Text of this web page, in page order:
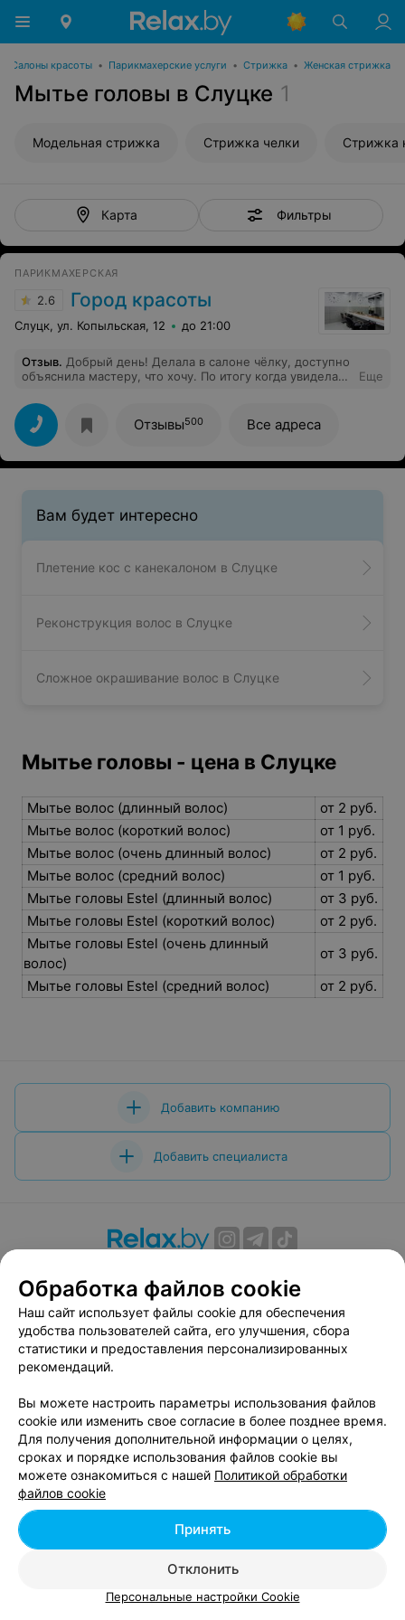
Салоны красоты • Парикмахерские услуги • Стрижка • Женская стрижка
Мытье головы в Слуцке 1
Модельная стрижка Стрижка челки Стрижка
Карта Фильтры
ПАРИКМАХЕРСКАЯ
2.6 Город красоты
Слуцк, ул. Копыльская, 12 до 21:00
Отзыв. Добрый день! Делала в салоне чёлку, доступно
объяснила мастеру, что хочу. По итогу когда увидела
Спасибо!
Еще
Отзывы500 Все адреса
Вам будет интересно
Плетение кос с канекалоном в Слуцке
Реконструкция волос в Слуцке
Сложное окрашивание волос в Слуцке
Мытье головы - цена в Слуцке
Мытье волос (длинный волос)
от 2 руб.
Мытье волос (короткий волос)
от 1 руб.
Мытье волос (очень длинный волос)
от 2 руб.
Мытье волос (средний волос)
от 1 руб.
Мытье головы Estel (длинный волос)
от 3 руб.
Мытье головы Estel (короткий волос)
от 2 руб.
Мытье головы Estel (очень длинный
волос)
от 3 руб.
Мытье головы Estel (средний волос)
от 2 руб.
Добавить компанию
Добавить специалиста
Вакансии
Публичный договор
Способы оплаты
Публичный договор по использованию сервиса
«Афиша»
Пользовательское соглашение
Связаться по вопросам сотрудничества
Написать руководителю relax.by
Персональные настройки cookie
Обработка персональных данных
| 220012, Республика Беларусь, г. Минск,
улица Толбухина, 2, пом. 16 | info@relax.by
Обработка файлов cookie
Наш сайт использует файлы cookie для обеспечения
удобства пользователей сайта, его улучшения, сбора
статистики и предоставления персонализированных
рекомендаций.
Вы можете настроить параметры использования файлов
cookie или изменить свое согласие в более позднее время.
Для получения дополнительной информации о целях,
сроках и порядке использования файлов cookie вы
можете ознакомиться с нашей Политикой обработки
файлов cookie
Отклонить
Принять
Персональные настройки Cookie